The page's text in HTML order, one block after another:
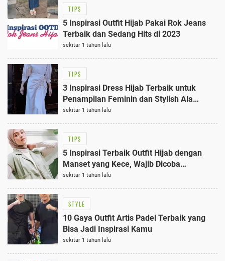
TIPS
5 Inspirasi Outfit Hijab Pakai Rok Jeans
Terbaik dan Sedang Hits di 2023
sekitar 1 tahun lalu
TIPS
3 Inspirasi Dress Hijab Terbaik untuk
Penampilan Feminin dan Stylish Ala
Selebram
sekitar 1 tahun lalu
TIPS
5 Inspirasi Terbaik Outfit Hijab dengan
Manset yang Kece, Wajib Dicoba
Stylovers!
sekitar 1 tahun lalu
STYLE
10 Gaya Outfit Artis Padel Terbaik yang
Bisa Jadi Inspirasi Kamu
sekitar 1 tahun lalu